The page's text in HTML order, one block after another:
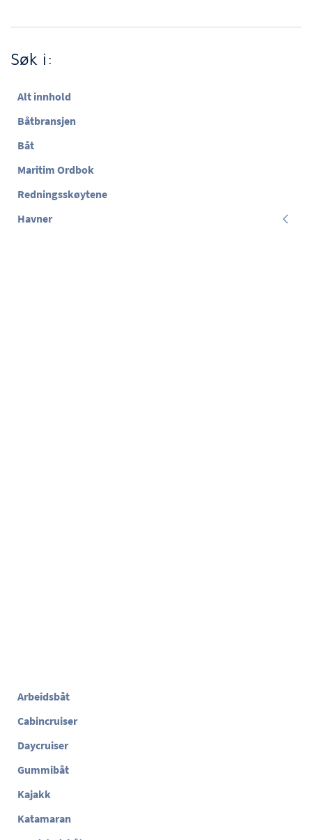
Søk i:
Alt innhold
Båtbransjen
Båt
Maritim Ordbok
Redningsskøytene
Havner
Arbeidsbåt
Cabincruiser
Daycruiser
Gummibåt
Kajakk
Katamaran